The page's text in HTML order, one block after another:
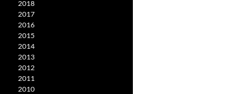
2018
2017
2016
2015
2014
2013
2012
2011
2010